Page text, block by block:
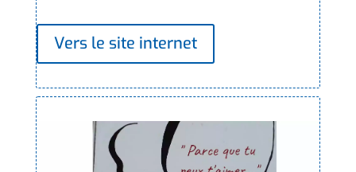
Vers le site internet